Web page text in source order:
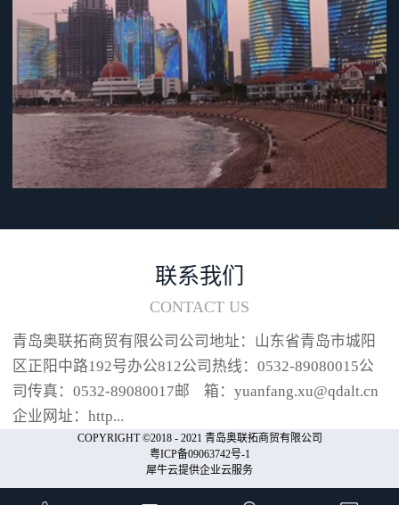
利产品的电磁铁作为动力驱动
源，可以降低客户的机器使用过
程的维护成本，无需外设高压空
气源以及气源周边的配套设备，
减少了客户的日常工作量。标准
采用“i 型加热条”“i 型加热条”热
膨胀率低，采用此种加热条可以
降低加热条在使用过程中的折损
频率，提高加热条周边耗材的使
设定范围可分为8各阶段，在
10mm和80mm之间进行调节（以
10mm为单位）。喷嘴收起时喷嘴
联系我们
CONTACT US
青岛奥联拓商贸有限公司公司地址：山东省青岛市城阳
区正阳中路192号办公812公司热线：0532-89080015公
司传真：0532-89080017邮 箱：yuanfang.xu@qdalt.cn
企业网址：http...
COPYRIGHT ©2018 - 2021 青岛奥联拓商贸有限公司
粤ICP备09063742号-1
犀牛云提供企业云服务